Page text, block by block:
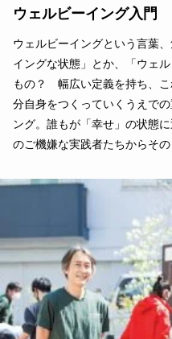
ウェルビーイング入門
ウェルビーイングという言葉
イングな状態」とか、「ウェ
もの？ 幅広い定義を持ち、こ
分自身をつくっていくうえで
ング。誰もが「幸せ」の状態
のご機嫌な実践者たちからそ